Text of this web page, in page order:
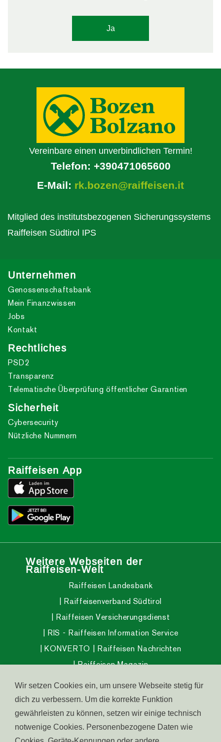
Ja
Vereinbare einen unverbindlichen Termin!
Telefon: +390471065600
E-Mail: rk.bozen@raiffeisen.it
Mitglied des institutsbezogenen Sicherungssystems
Raiffeisen Südtirol IPS
Unternehmen
Genossenschaftsbank
Mein Finanzwissen
Jobs
Kontakt
Rechtliches
PSD2
Transparenz
Telematische Überprüfung öffentlicher Garantien
Sicherheit
Cybersecurity
Nützliche Nummern
Raiffeisen App
Weitere Webseiten der
Raiffeisen-Welt
Raiffeisen Landesbank
Raiffeisenverband Südtirol
Raiffeisen Versicherungsdienst
RIS - Raiffeisen Information Service
KONVERTO
Raiffeisen Nachrichten
Raiffeisen Magazin
Raiffeisen InvestmentClub
Raiffeisen Pensionsfonds
Raiffeisen Gesundheitsfonds
Wohnen in Südtirol Raiffeisen Südtirol IPS
Wir setzen Cookies ein, um unsere Webseite stetig für
dich zu verbessern. Um die korrekte Funktion
gewährleisten zu können, setzen wir einige technisch
notwenige Cookies. Personenbezogene Daten wie